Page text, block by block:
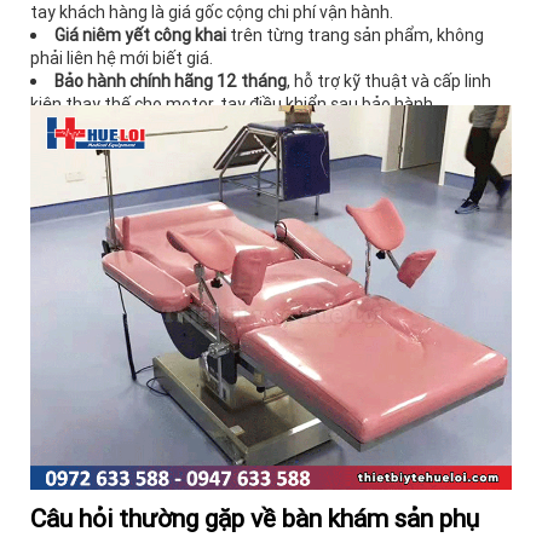
tay khách hàng là giá gốc cộng chi phí vận hành.
Giá niêm yết công khai trên từng trang sản phẩm, không
phải liên hệ mới biết giá.
Bảo hành chính hãng 12 tháng, hỗ trợ kỹ thuật và cấp linh
kiện thay thế cho motor, tay điều khiển sau bảo hành.
Hơn 8 năm hoạt động, phục vụ khách hàng tại 63 tỉnh thành
với hơn 100.000 khách hàng và gần 1.000 sản phẩm.
Đầy đủ hồ sơ CO, CQ, tờ khai hải quanphục vụ hồ sơ cấp
phép phòng khám và hồ sơ thầu.
Câu hỏi thường gặp về bàn khám sản phụ